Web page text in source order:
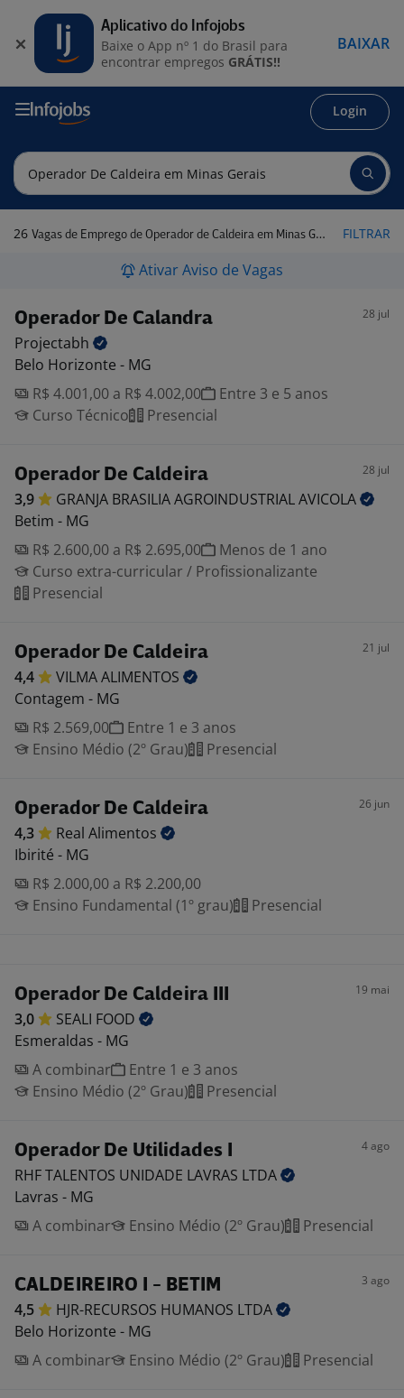
Login
26 Vagas de Emprego de Operador de Caldeira em Minas Gerais FILTRAR
Ativar Aviso de Vagas
Operador De Calandra 28 jul
Projectabh
Belo Horizonte - MG
R$ 4.001,00 a R$ 4.002,00
Entre 3 e 5 anos
Curso Técnico
Presencial
Operador De Caldeira 28 jul
3,9 GRANJA BRASILIA AGROINDUSTRIALAVICOLA
Betim - MG
R$ 2.600,00 a R$ 2.695,00
Menos de 1 ano
Curso extra-curricular / Profissionalizante
Presencial
Operador De Caldeira 21 jul
4,4 VILMAALIMENTOS
Contagem - MG
R$ 2.569,00
Entre 1 e 3 anos
Ensino Médio (2º Grau)
Presencial
Operador De Caldeira 26 jun
4,3 Real Alimentos
Ibirité - MG
R$ 2.000,00 a R$ 2.200,00
Ensino Fundamental (1º grau)
Presencial
Operador De Caldeira III 19 mai
3,0 SEALI FOOD
Esmeraldas - MG
A combinar
Entre 1 e 3 anos
Ensino Médio (2º Grau)
Presencial
Operador De Utilidades I 4 ago
RHF TALENTOS UNIDADE LAVRAS LTDA
Lavras - MG
A combinar
Ensino Médio (2º Grau) Presencial
CALDEIREIRO I - BETIM 3 ago
4,5 HJR-RECURSOS HUMANOS LTDA
Belo Horizonte - MG
A combinar
Ensino Médio (2º Grau) Presencial
Aplicativo do Infojobs
Baixe o App nº 1 do Brasil para
encontrar empregos GRÁTIS!!
BAIXAR